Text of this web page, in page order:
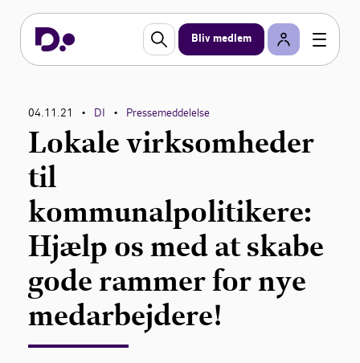
Bliv medlem
04.11.21 • DI • Pressemeddelelse
Lokale virksomheder
til
kommunalpolitikere:
Hjælp os med at skabe
gode rammer for nye
medarbejdere!